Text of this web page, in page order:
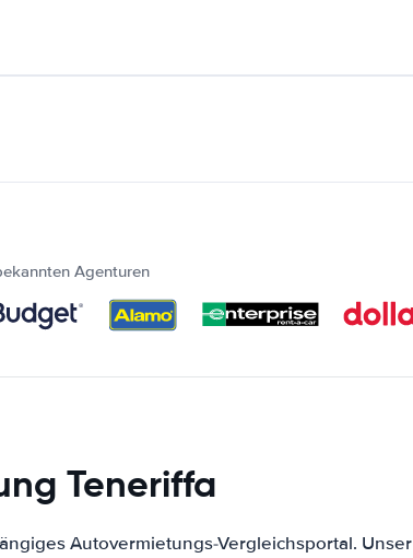
Agenturen
Teneriffa
Autovermietungs-Vergleichsportal. Unser